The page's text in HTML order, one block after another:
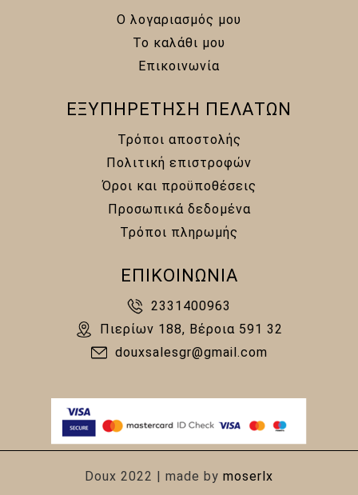
Ο λογαριασμός μου
Το καλάθι μου
Επικοινωνία
ΕΞΥΠΗΡΕΤΗΣΗ ΠΕΛΑΤΩΝ
Τρόποι αποστολής
Πολιτική επιστροφών
Όροι και προϋποθέσεις
Προσωπικά δεδομένα
Τρόποι πληρωμής
ΕΠΙΚΟΙΝΩΝΙΑ
2331400963
Πιερίων 188, Βέροια 591 32
douxsalesgr@gmail.com
Doux 2022 | made by moserlx